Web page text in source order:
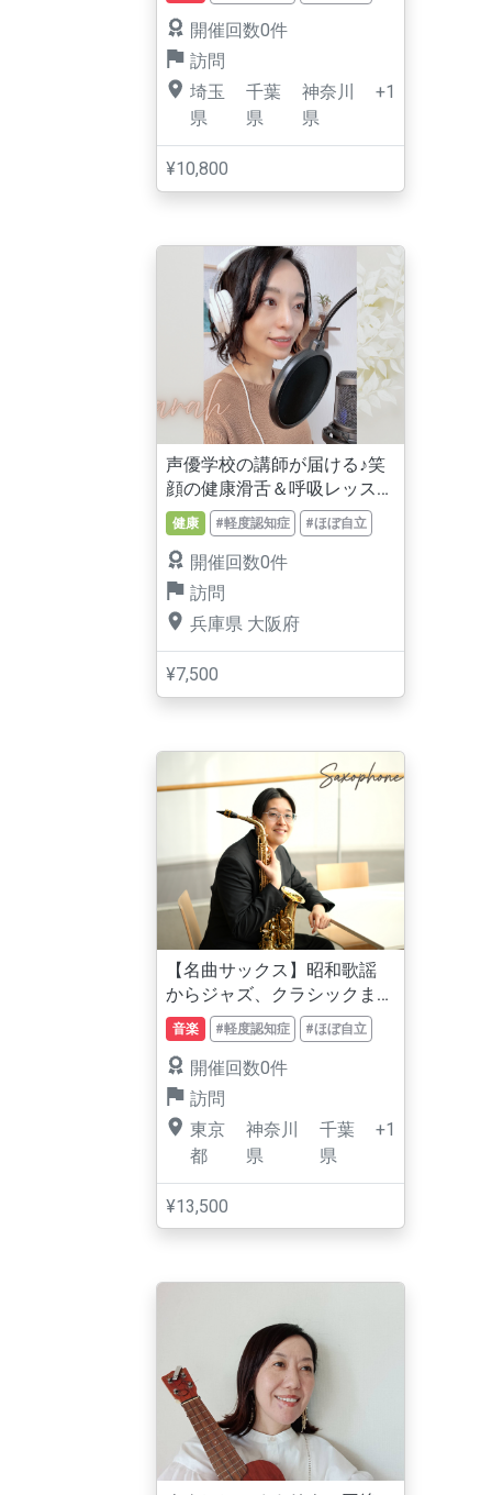
開催回数0件
訪問
埼玉
県
千葉
県
神奈川
県
+1
¥10,800
声優学校の講師が届ける♪笑
顔の健康滑舌＆呼吸レッス
ン健康 #軽度認知症 #ほぼ自立
開催回数0件
訪問
兵庫県 大阪府
¥7,500
【名曲サックス】昭和歌謡
からジャズ、クラシックま
で音楽 #軽度認知症 #ほぼ自立
開催回数0件
訪問
東京
都
神奈川
県
千葉
県
+1
¥13,500